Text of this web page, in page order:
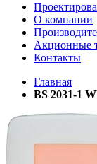
О компании
Акционные
Контакты
Главная
BS 2031-1